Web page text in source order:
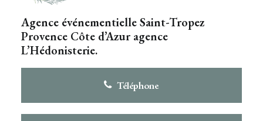
Agence événementielle Saint-Tropez
Provence Côte d’Azur agence
L’Hédonisterie.
Téléphone